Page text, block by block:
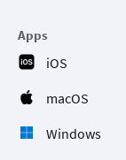
Apps
iOS
macOS
Windows